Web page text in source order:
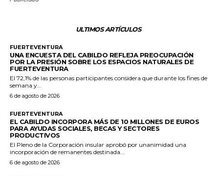
ULTIMOS ARTÍCULOS
FUERTEVENTURA
UNA ENCUESTA DEL CABILDO REFLEJA PREOCUPACIÓN
POR LA PRESIÓN SOBRE LOS ESPACIOS NATURALES DE
FUERTEVENTURA
El 72,1% de las personas participantes considera que durante los fines de
semana y...
6 de agosto de 2026
FUERTEVENTURA
EL CABILDO INCORPORA MÁS DE 10 MILLONES DE EUROS
PARA AYUDAS SOCIALES, BECAS Y SECTORES
PRODUCTIVOS
El Pleno de la Corporación insular aprobó por unanimidad una
incorporación de remanentes destinada...
6 de agosto de 2026